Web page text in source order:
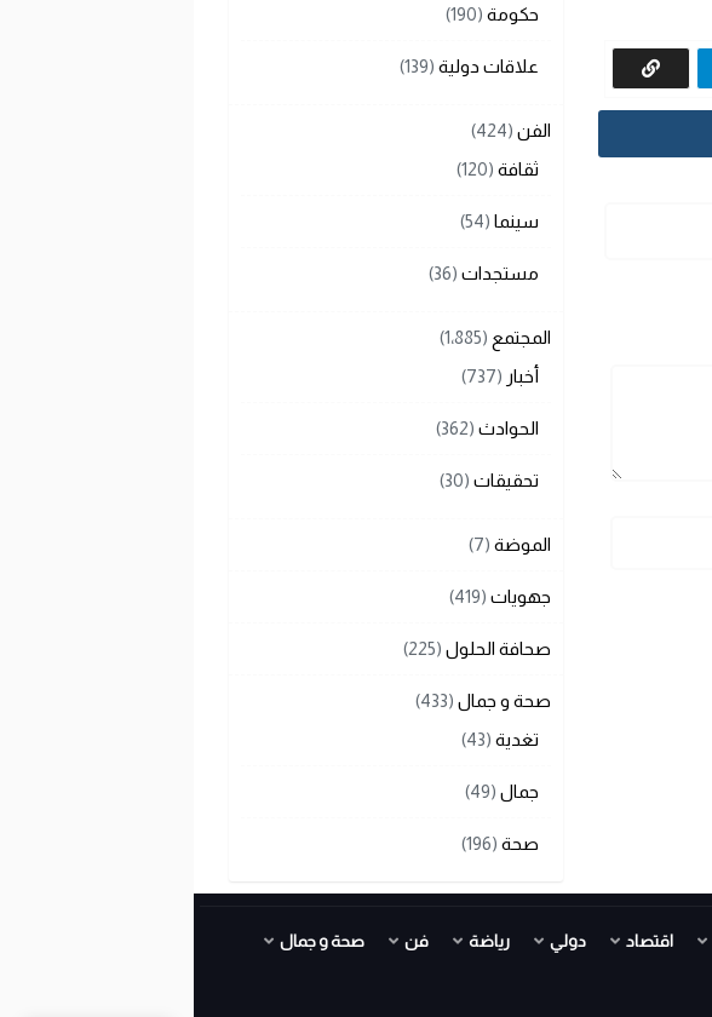
حكومة (190)
علاقات دولية (139)
الفن (424)
ثقافة (120)
سينما (54)
مستجدات (36)
المجتمع (1٬885)
أخبار (737)
الحوادث (362)
تحقيقات (30)
الموضة (7)
جهويات (419)
صحافة الحلول (225)
صحة و جمال (433)
تغدية (43)
جمال (49)
صحة (196)
اقتصاد دولي رياضة فن صحة و جمال